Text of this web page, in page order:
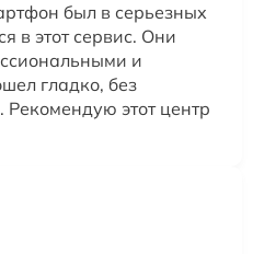
был в серьезных
в этот сервис. Они
и
гладко, без
этот центр